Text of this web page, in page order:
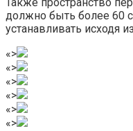
должно быть более 60
устанавливать исходя
«>
«>
«>
«>
«>
«>